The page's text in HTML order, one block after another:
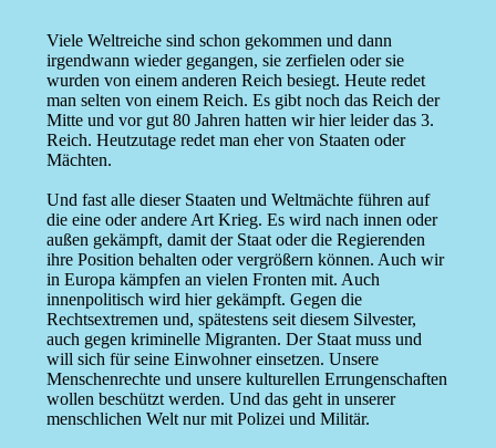
Viele Weltreiche sind schon gekommen und dann
irgendwann wieder gegangen, sie zerfielen oder sie
wurden von einem anderen Reich besiegt. Heute redet
man selten von einem Reich. Es gibt noch das Reich der
Mitte und vor gut 80 Jahren hatten wir hier leider das 3.
Reich. Heutzutage redet man eher von Staaten oder
Mächten.
Und fast alle dieser Staaten und Weltmächte führen auf
die eine oder andere Art Krieg. Es wird nach innen oder
außen gekämpft, damit der Staat oder die Regierenden
ihre Position behalten oder vergrößern können. Auch wir
in Europa kämpfen an vielen Fronten mit. Auch
innenpolitisch wird hier gekämpft. Gegen die
Rechtsextremen und, spätestens seit diesem Silvester,
auch gegen kriminelle Migranten. Der Staat muss und
will sich für seine Einwohner einsetzen. Unsere
Menschenrechte und unsere kulturellen Errungenschaften
wollen beschützt werden. Und das geht in unserer
menschlichen Welt nur mit Polizei und Militär.